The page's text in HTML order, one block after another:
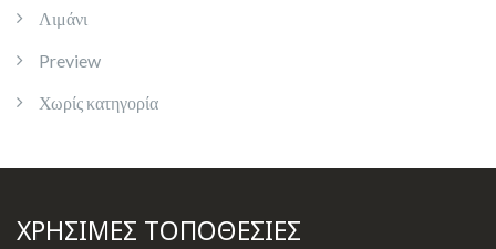
Λιμάνι
Preview
Χωρίς κατηγορία
ΧΡΗΣΙΜΕΣ ΤΟΠΟΘΕΣΙΕΣ